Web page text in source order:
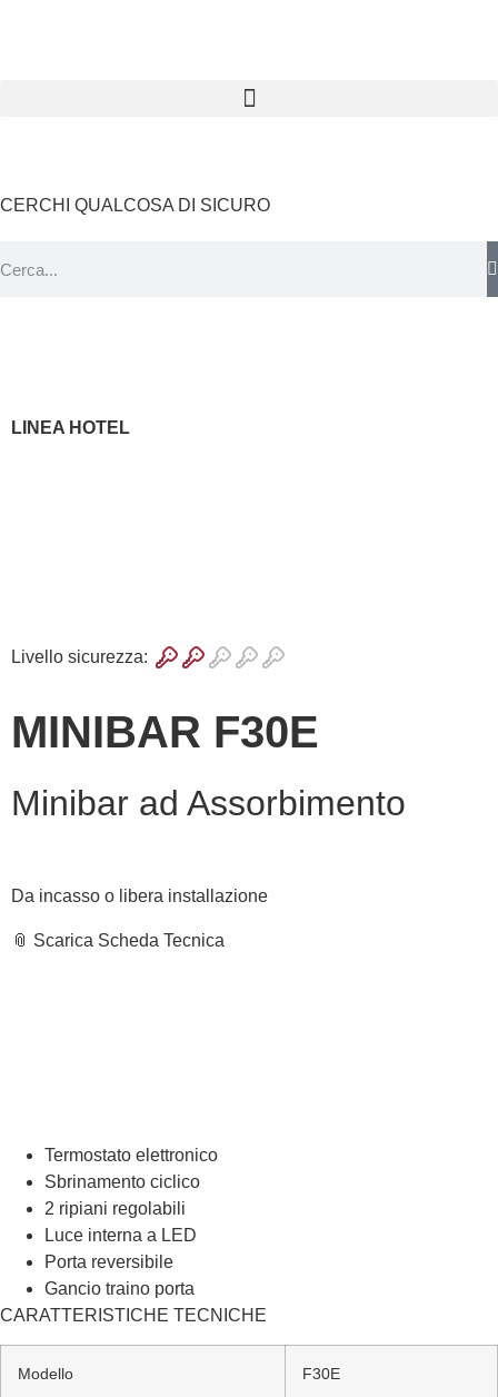
CERCHI QUALCOSA DI SICURO
LINEA HOTEL
Livello sicurezza:
MINIBAR F30E
Minibar ad Assorbimento
Da incasso o libera installazione
📎 Scarica Scheda Tecnica
Termostato elettronico
Sbrinamento ciclico
2 ripiani regolabili
Luce interna a LED
Porta reversibile
Gancio traino porta
CARATTERISTICHE TECNICHE
Modello F30E